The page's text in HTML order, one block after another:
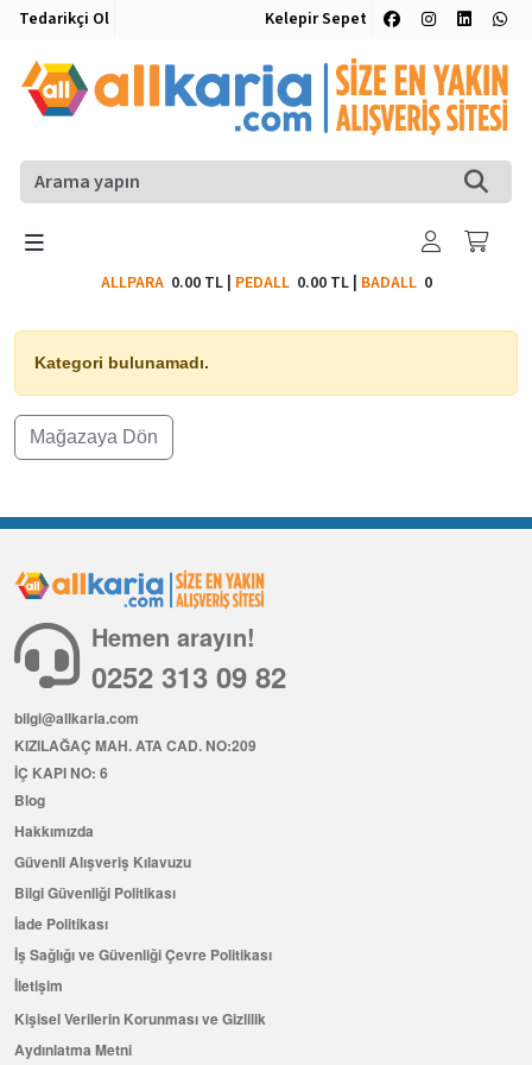
Tedarikçi Ol Kelepir Sepet
ALLPARA 0.00 TL| PEDALL 0.00 TL| BADALL0
Kategori bulunamadı.
Mağazaya Dön
Hemen arayın!
0252 313 09 82
bilgi@allkaria.com
KIZILAĞAÇ MAH. ATA CAD. NO:209
İÇ KAPI NO: 6
Blog
Hakkımızda
Güvenli Alışveriş Kılavuzu
Bilgi Güvenliği Politikası
İade Politikası
İş Sağlığı ve Güvenliği Çevre Politikası
İletişim
Kişisel Verilerin Korunması ve Gizlilik
Aydınlatma Metni